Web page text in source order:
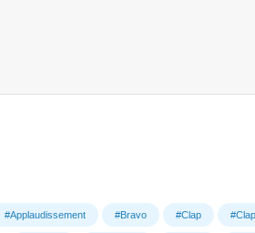
#Applaudissement #Bravo #Clap